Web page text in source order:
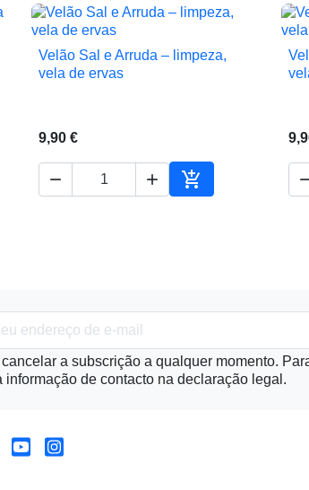
ao carrinho
 Vista rápida
Velão Sal e Arruda – limpeza,
vela de ervas
9,90 €
  
Adicionar ao
a subscrição a qualquer momento.
informação de contacto na declaração legal.